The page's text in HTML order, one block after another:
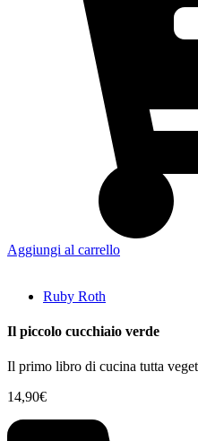
Aggiungi al carrello
Ruby Roth
Il piccolo cucchiaio verde
Il primo libro di cucina tutta
14,90€